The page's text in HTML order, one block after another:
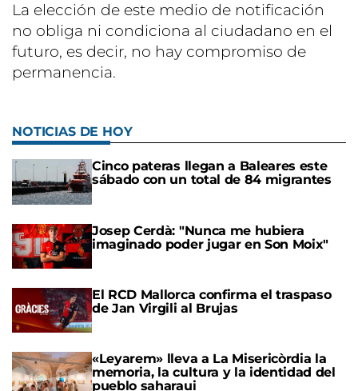
La elección de este medio de notificación
no obliga ni condiciona al ciudadano en el
futuro, es decir, no hay compromiso de
permanencia.
NOTICIAS DE HOY
Cinco pateras llegan a Baleares este
sábado con un total de 84 migrantes
Josep Cerdà: "Nunca me hubiera
imaginado poder jugar en Son Moix"
El RCD Mallorca confirma el traspaso
de Jan Virgili al Brujas
«Leyarem» lleva a La Misericòrdia la
memoria, la cultura y la identidad del
pueblo saharaui